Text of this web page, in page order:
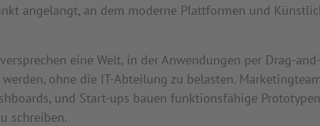
angelangt, an dem moderne Plattformen und
eine Welt, in der Anwendungen per Drag-
ohne die IT-Abteilung zu belasten.
und Start-ups bauen funktionsfähige
schreiben.